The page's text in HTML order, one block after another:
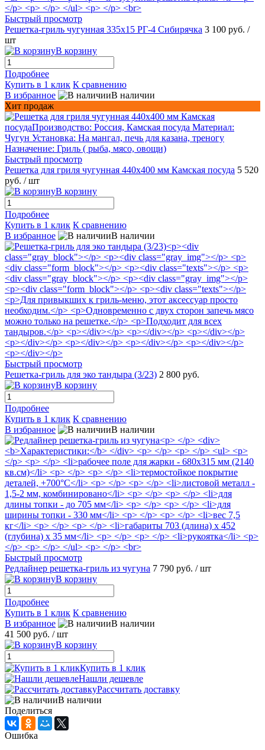
Быстрый просмотр
Решетка-гриль чугунная 335x15 РГ-4 Сибирячка 3 100 руб. /
шт
В корзину
Подробнее
Купить в 1 клик К сравнению
В избранное
В наличии
Хит продаж
Быстрый просмотр
Решетка для гриля чугунная 440х400 мм Камская посуда 5 520
руб. / шт
В корзину
Подробнее
Купить в 1 клик К сравнению
В избранное
В наличии
Быстрый просмотр
Решетка-гриль для эко тандыра (3/23) 2 800 руб.
В корзину
Подробнее
Купить в 1 клик К сравнению
В избранное
В наличии
Быстрый просмотр
Редлайнер решетка-гриль из чугуна 7 790 руб. / шт
В корзину
Подробнее
Купить в 1 клик К сравнению
В избранное
В наличии
41 500 руб. / шт
В корзину
Купить в 1 клик
Нашли дешевле
Рассчитать доставку
В наличии
Поделиться
Ошибка